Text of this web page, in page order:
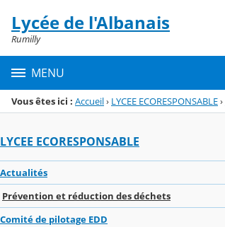
Menu de la rubrique
Contenu
Lycée de l'Albanais
Rumilly
MENU
Vous êtes ici : Accueil› LYCEE ECORESPONSABLE›
LYCEE ECORESPONSABLE
Actualités
Prévention et réduction des déchets
Comité de pilotage EDD